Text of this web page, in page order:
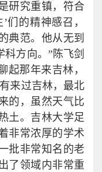
研究重镇，符合
们的精神感召，
典范。他从无到
方向。”陈飞剑
那年来吉林，
来过吉林，最北
的，虽然天气比
土。吉林大学足
非常浓厚的学术
批非常知名的老
了领域内非常重